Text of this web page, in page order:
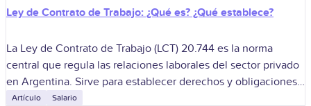
Ley de Contrato de Trabajo: ¿Qué es? ¿Qué establece?
La Ley de Contrato de Trabajo (LCT) 20.744 es la norma
central que regula las relaciones laborales del sector privado
en Argentina. Sirve para establecer derechos y obligaciones
desde la
Artículo Salario